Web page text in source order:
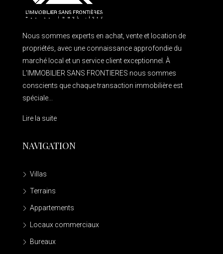
Nous sommes experts en achat, vente et location de
propriétés, avec une connaissance approfondie du
marché local et un service client exceptionnel. À
L’IMMOBILIER SANS FRONTIERES nous sommes
conscients que chaque transaction immobilière est
spéciale...
Lire la suite
NAVIGATION
Villas
Terrains
Appartements
Locaux commerciaux
Bureaux